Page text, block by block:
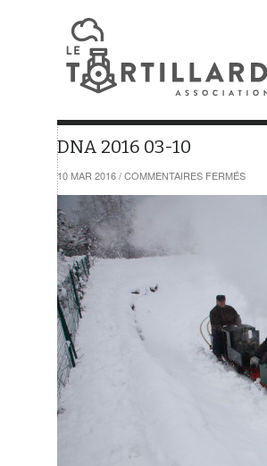
DNA 2016 03-10
10 MAR 2016 / COMMENTAIRES FERMÉSSUR
2016